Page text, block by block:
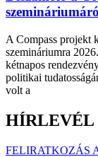
A Compass projekt
szemináriumra
kétnapos
politikai
volt a
HÍRLEVÉL
FELIRATKOZÁS